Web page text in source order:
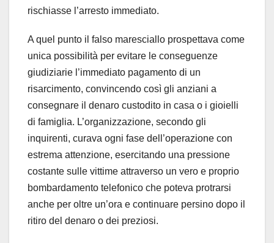
rischiasse l’arresto immediato.
A quel punto il falso maresciallo prospettava come
unica possibilità per evitare le conseguenze
giudiziarie l’immediato pagamento di un
risarcimento, convincendo così gli anziani a
consegnare il denaro custodito in casa o i gioielli
di famiglia. L’organizzazione, secondo gli
inquirenti, curava ogni fase dell’operazione con
estrema attenzione, esercitando una pressione
costante sulle vittime attraverso un vero e proprio
bombardamento telefonico che poteva protrarsi
anche per oltre un’ora e continuare persino dopo il
ritiro del denaro o dei preziosi.